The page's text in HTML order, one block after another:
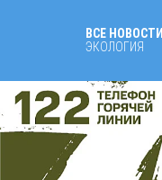
ВСЕ НОВОСТИ
ЭКОЛОГИЯ